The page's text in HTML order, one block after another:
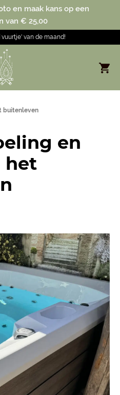
en maak kans op een
van € 25,00
van de maand!
buitenleven
en
het